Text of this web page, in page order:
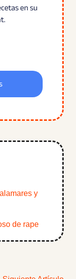
en su
y
de rape